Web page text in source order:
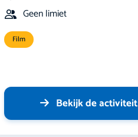
Geen limiet
Film
Bekijk de activiteit